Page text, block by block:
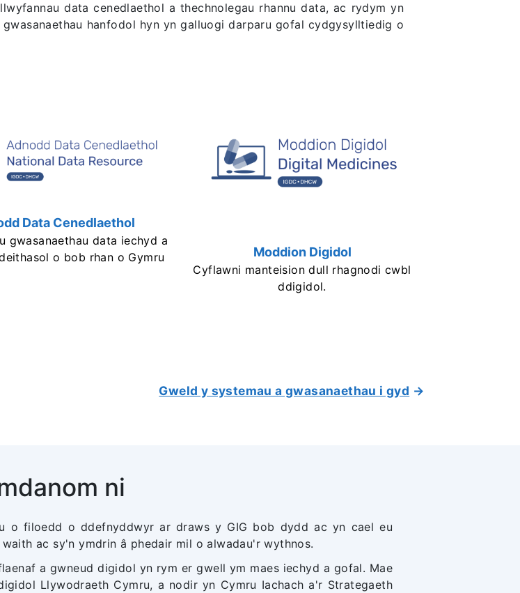
data cenedlaethol a thechnolegau rhannu data, ac rydym yn
hanfodol hyn yn galluogi darparu gofal cydgysylltiedig o
Data Cenedlaethol
gwasanaethau data iechyd a
o bob rhan o Gymru
Moddion Digidol
Cyflawni manteision dull rhagnodi cwbl
ddigidol.
Gweld y systemau a gwasanaethau i gyd →
ni
o filoedd o ddefnyddwyr ar draws y GIG bob dydd ac yn cael eu
ac sy'n ymdrin â phedair mil o alwadau'r wythnos.
a gwneud digidol yn rym er gwell ym maes iechyd a gofal. Mae
Llywodraeth Cymru, a nodir yn Cymru Iachach a'r Strategaeth